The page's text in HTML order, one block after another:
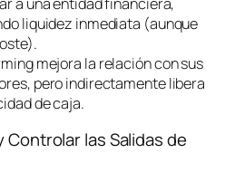
a una entidad financiera,
liquidez inmediata (aunque
mejora la relación con sus
pero indirectamente libera
de caja.
Controlar las Salidas de